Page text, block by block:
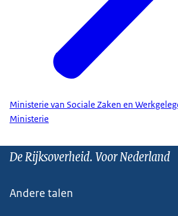
Ministerie van Sociale Zaken en
Ministerie
De Rijksoverheid. Voor Nederland
Andere talen